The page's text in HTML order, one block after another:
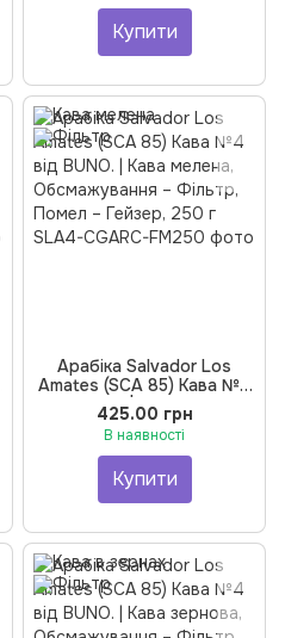
Купити
Арабіка Salvador Los
Amates (SCA 85) Кава №4
від BUNO. | Кава мелена,
Обсмажування – Фільтр,
Помел – Гейзер, 250 г
425.00 грн
В наявності
Купити